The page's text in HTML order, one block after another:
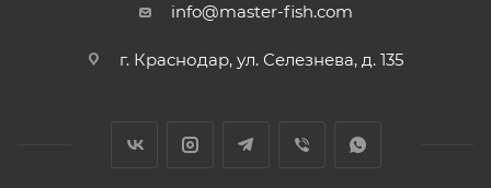
info@master-fish.com
г. Краснодар, ул. Селезнева, д. 135